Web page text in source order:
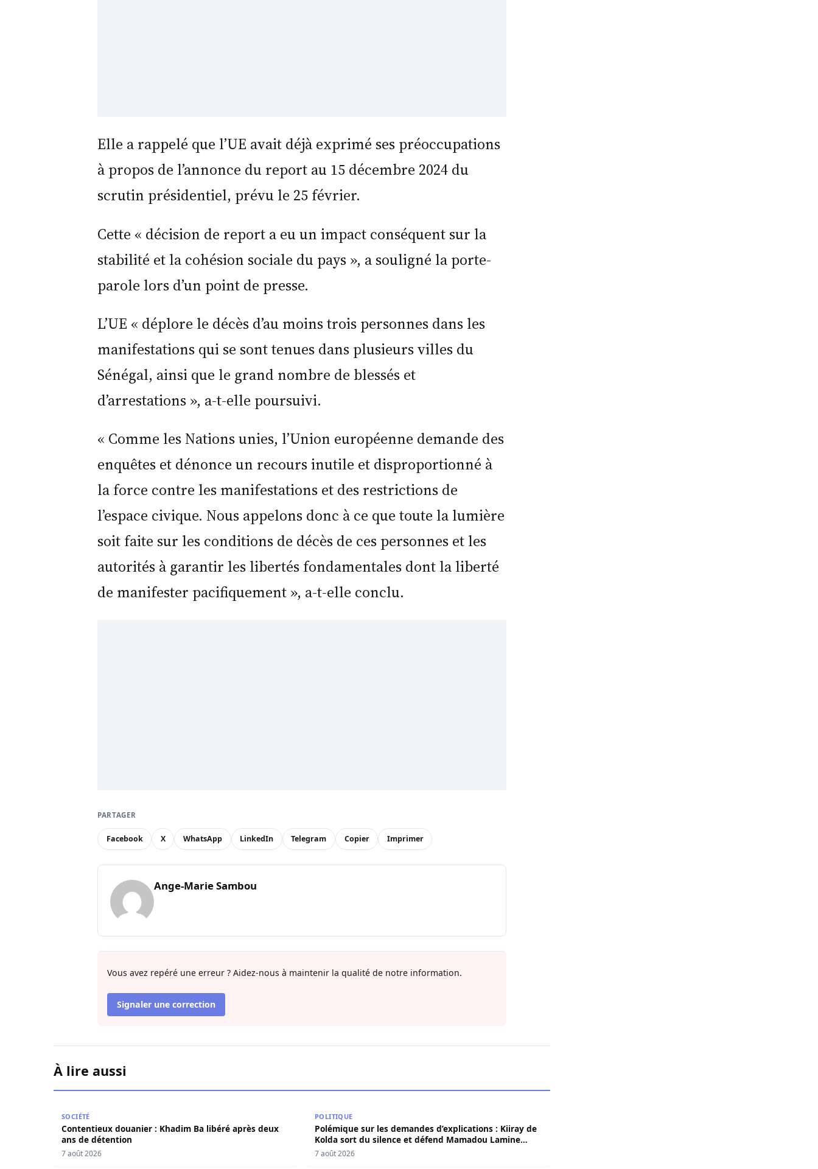
Elle a rappelé que l’UE avait déjà exprimé ses préoccupations
à propos de l’annonce du report au 15 décembre 2024 du
scrutin présidentiel, prévu le 25 février.
Cette « décision de report a eu un impact conséquent sur la
stabilité et la cohésion sociale du pays », a souligné la porte-
parole lors d’un point de presse.
L’UE « déplore le décès d’au moins trois personnes dans les
manifestations qui se sont tenues dans plusieurs villes du
Sénégal, ainsi que le grand nombre de blessés et
d’arrestations », a-t-elle poursuivi.
« Comme les Nations unies, l’Union européenne demande des
enquêtes et dénonce un recours inutile et disproportionné à
la force contre les manifestations et des restrictions de
l’espace civique. Nous appelons donc à ce que toute la lumière
soit faite sur les conditions de décès de ces personnes et les
autorités à garantir les libertés fondamentales dont la liberté
de manifester pacifiquement », a-t-elle conclu.
PARTAGER
Facebook X WhatsApp LinkedIn Telegram Copier Imprimer
Ange-Marie Sambou
Vous avez repéré une erreur ? Aidez-nous à maintenir la qualité de notre information.
Signaler une correction
À lire aussi
SOCIÉTÉ
Contentieux douanier : Khadim Ba libéré après deux
ans de détention
7 août 2026
POLITIQUE
Polémique sur les demandes d’explications : Kiiray de
Kolda sort du silence et défend Mamadou Lamine
Dianté
7 août 2026